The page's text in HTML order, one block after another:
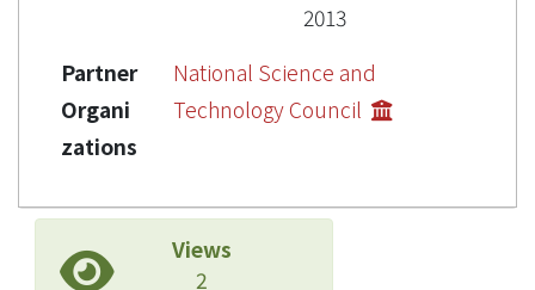
2013
Partner
Organi
zations
National Science and
Technology Council
Views
2